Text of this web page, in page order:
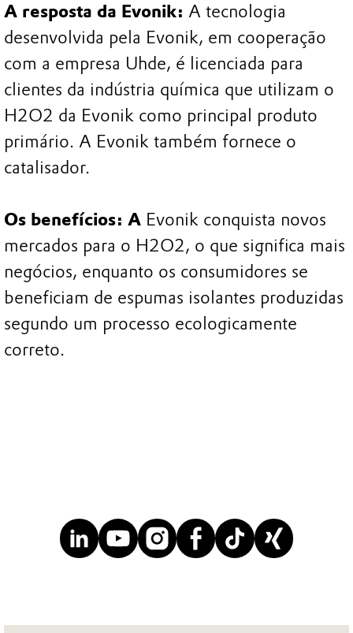
A resposta da Evonik: A tecnologia
desenvolvida pela Evonik, em cooperação
com a empresa Uhde, é licenciada para
clientes da indústria química que utilizam o
H2O2 da Evonik como principal produto
primário. A Evonik também fornece o
catalisador.
Os benefícios: A Evonik conquista novos
mercados para o H2O2, o que significa mais
negócios, enquanto os consumidores se
beneficiam de espumas isolantes produzidas
segundo um processo ecologicamente
correto.